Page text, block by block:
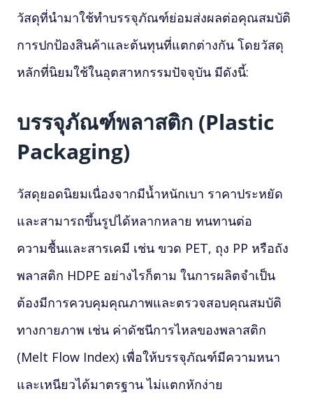
วัสดุที่นำมาใช้ทำบรรจุภัณฑ์ย่อมส่งผลต่อคุณสมบัติ
การปกป้องสินค้าและต้นทุนที่แตกต่างกัน โดยวัสดุ
หลักที่นิยมใช้ในอุตสาหกรรมปัจจุบัน มีดังนี้:
บรรจุภัณฑ์พลาสติก (Plastic
Packaging)
วัสดุยอดนิยมเนื่องจากมีน้ำหนักเบา ราคาประหยัด
และสามารถขึ้นรูปได้หลากหลาย ทนทานต่อ
ความชื้นและสารเคมี เช่น ขวด PET, ถุง PP หรือถัง
พลาสติก HDPE อย่างไรก็ตาม ในการผลิตจำเป็น
ต้องมีการควบคุมคุณภาพและตรวจสอบคุณสมบัติ
ทางกายภาพ เช่น ค่าดัชนีการไหลของพลาสติก
(Melt Flow Index) เพื่อให้บรรจุภัณฑ์มีความหนา
และเหนียวได้มาตรฐาน ไม่แตกหักง่าย